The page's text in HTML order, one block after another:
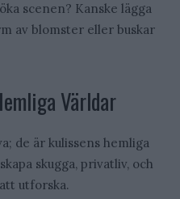
scenen? Kanske lägga
av blomster eller buskar
Världar
de är kulissens hemliga
skugga, privatliv, och
utforska.